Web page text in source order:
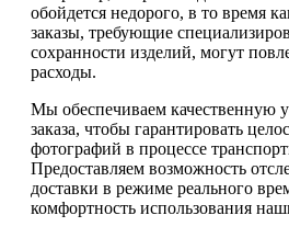
обойдется недорого, в то время
заказы, требующие
сохранности изделий, могут
расходы.
Мы обеспечиваем качественную
заказа, чтобы гарантировать
фотографий в процессе
Предоставляем возможность
доставки в режиме реального
комфортность использования